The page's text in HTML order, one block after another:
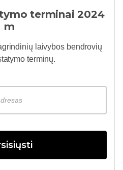
terminai 2024
m
laivybos bendrovių
terminų.